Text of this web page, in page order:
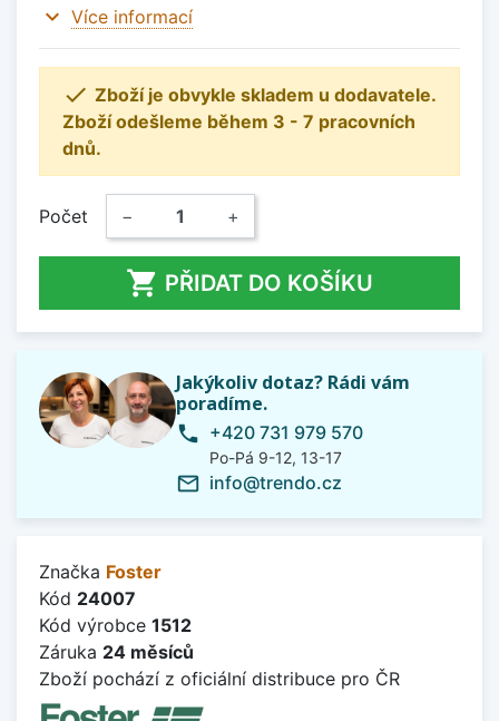
expand_more Více informací
 Zboží je obvykle skladem u dodavatele.
Zboží odešleme během 3 - 7 pracovních
dnů.
Počet − +
 PŘIDAT DO KOŠÍKU
Jakýkoliv dotaz? Rádi vám
poradíme.
phone +420 731 979 570
Po-Pá 9-12, 13-17
mail_outline info@trendo.cz
Značka Foster
Kód 24007
Kód výrobce 1512
Záruka 24 měsíců
Zboží pochází z oficiální distribuce pro ČR